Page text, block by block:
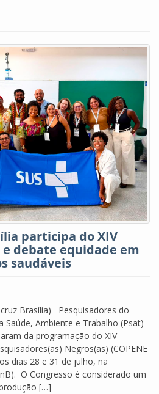
participa do XIV
e debate equidade em
saudáveis
Brasília) Pesquisadores do
Saúde, Ambiente e Trabalho (Psat)
da programação do XIV
Negros(as) (COPENE
dias 28 e 31 de julho, na
O Congresso é considerado um
[…]